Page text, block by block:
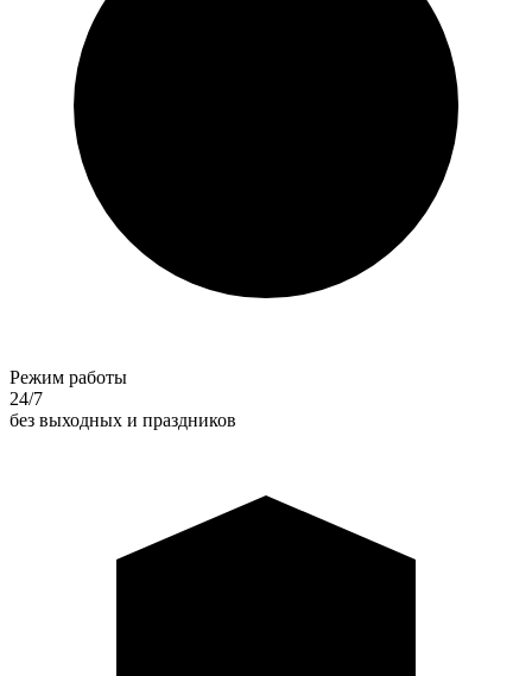
Режим работы
24/7
без выходных и праздников